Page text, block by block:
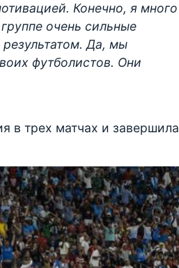
Конечно, я много
очень сильные
Да, мы
футболистов. Они
в трех матчах и завершила